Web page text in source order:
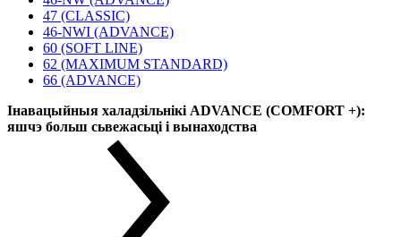
47 (CLASSIC)
46-NWI (ADVANCE)
60 (SOFT LINE)
62 (MAXIMUM STANDARD)
66 (ADVANCE)
Інавацыйныя халадзільнікі ADVANCE (COMFORT +):
яшчэ больш сьвежасьці і вынаходства